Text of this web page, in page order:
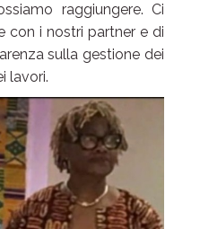
raggiungere. Ci
con i nostri partner e di
sulla gestione dei
lavori.